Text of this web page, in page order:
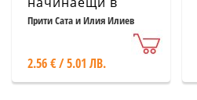
леглото
Прити Сата и Илия Илиев
2.56 € / 5.01 ЛВ.